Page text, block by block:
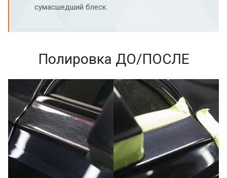
сумасшедший блеск.
Полировка ДО/ПОСЛЕ